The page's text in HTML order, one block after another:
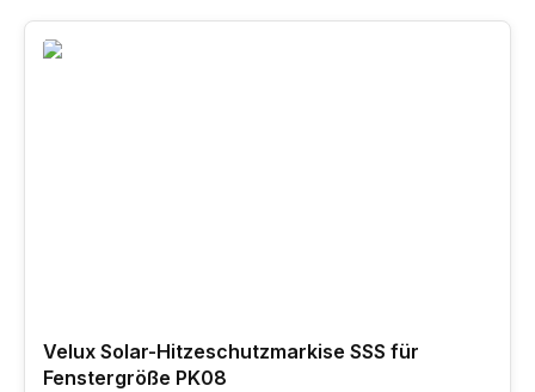
Velux Solar-Hitzeschutzmarkise SSS für
Fenstergröße PK08